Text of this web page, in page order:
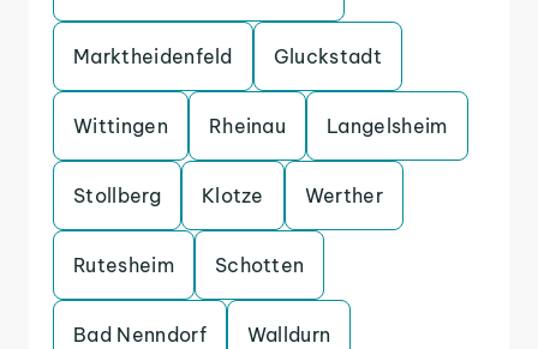
Marktheidenfeld Gluckstadt
Wittingen Rheinau Langelsheim
Stollberg Klotze Werther
Rutesheim Schotten
Bad Nenndorf Walldurn